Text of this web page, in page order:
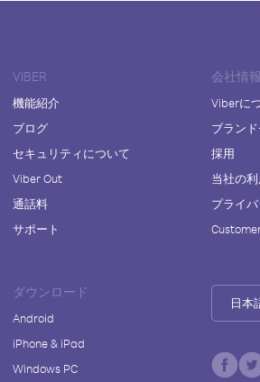
VIBER
機能紹介
ブログ
セキュリティについて
Viber Out
通話料
サポート
会社情報
Viberに
ブラン
採用
当社の
プライ
ダウンロード
Android
iPhone & iPad
Windows PC
日本